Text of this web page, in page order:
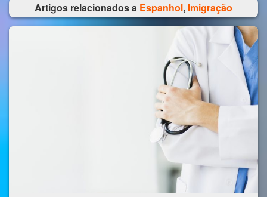
Artigos relacionados a Espanhol, Imigração